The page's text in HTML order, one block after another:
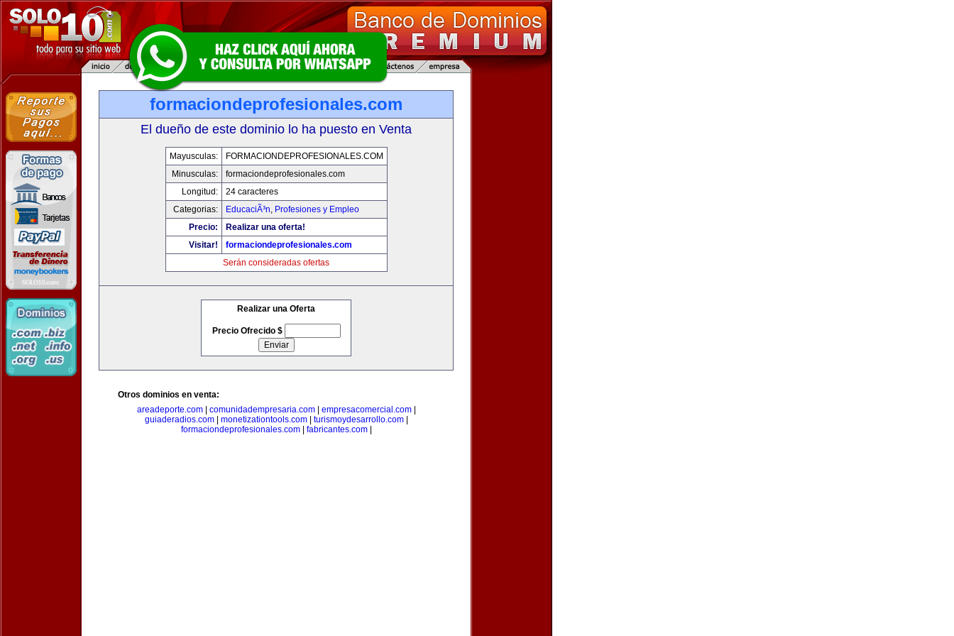
formaciondeprofesionales.com
El dueño de este dominio lo ha puesto en Venta
Mayusculas:
FORMACIONDEPROFESIONALES.COM
Minusculas:
formaciondeprofesionales.com
Longitud:
24 caracteres
Categorias:
EducaciÃ³n, Profesiones y Empleo
Precio:
Realizar una oferta!
Visitar!
formaciondeprofesionales.com
Serán consideradas ofertas
Realizar una Oferta
Precio Ofrecido $
Otros dominios en venta:
areadeporte.com| comunidadempresaria.com| empresacomercial.com|
guiaderadios.com| monetizationtools.com| turismoydesarrollo.com|
formaciondeprofesionales.com| fabricantes.com|